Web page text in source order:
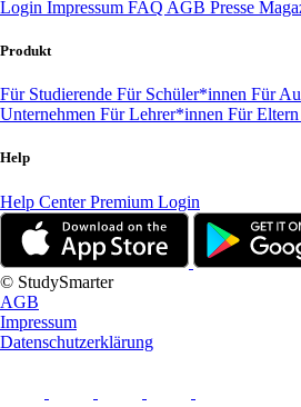
Login Impressum FAQ AGB Presse
Produkt
Für Studierende Für Schüler*innen Für
Unternehmen Für Lehrer*innen Für Eltern
Help
Help CenterPremium Login
© StudySmarter
AGB
Impressum
Datenschutzerklärung